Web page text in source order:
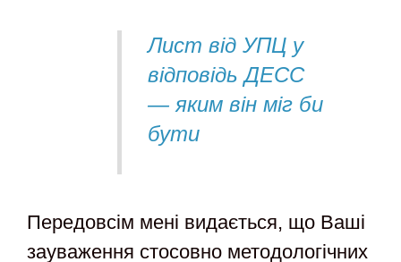
Лист від УПЦ у
відповідь ДЕСС
— яким він міг би
бути
Передовсім мені видається, що Ваші
зауваження стосовно методологічних